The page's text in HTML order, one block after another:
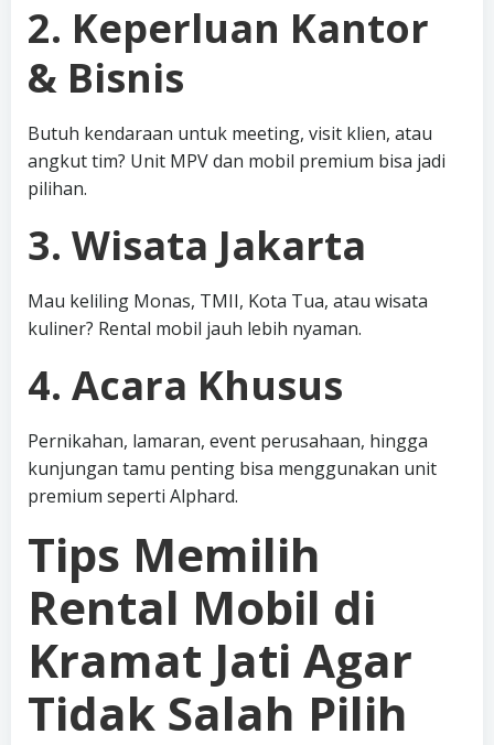
2. Keperluan Kantor
& Bisnis
Butuh kendaraan untuk meeting, visit klien, atau
angkut tim? Unit MPV dan mobil premium bisa jadi
pilihan.
3. Wisata Jakarta
Mau keliling Monas, TMII, Kota Tua, atau wisata
kuliner? Rental mobil jauh lebih nyaman.
4. Acara Khusus
Pernikahan, lamaran, event perusahaan, hingga
kunjungan tamu penting bisa menggunakan unit
premium seperti Alphard.
Tips Memilih
Rental Mobil di
Kramat Jati Agar
Tidak Salah Pilih